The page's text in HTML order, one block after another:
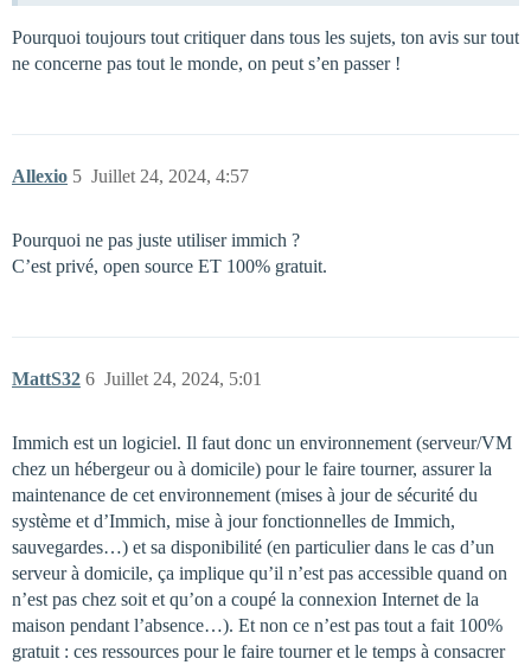
Pourquoi toujours tout critiquer dans tous les sujets, ton avis sur tout
ne concerne pas tout le monde, on peut s’en passer !
Allexio Juillet 24, 2024, 4:57
5
Pourquoi ne pas juste utiliser immich ?
C’est privé, open source ET 100% gratuit.
MattS32 Juillet 24, 2024, 5:01
6
Immich est un logiciel. Il faut donc un environnement (serveur/VM
chez un hébergeur ou à domicile) pour le faire tourner, assurer la
maintenance de cet environnement (mises à jour de sécurité du
système et d’Immich, mise à jour fonctionnelles de Immich,
sauvegardes…) et sa disponibilité (en particulier dans le cas d’un
serveur à domicile, ça implique qu’il n’est pas accessible quand on
n’est pas chez soit et qu’on a coupé la connexion Internet de la
maison pendant l’absence…). Et non ce n’est pas tout a fait 100%
gratuit : ces ressources pour le faire tourner et le temps à consacrer